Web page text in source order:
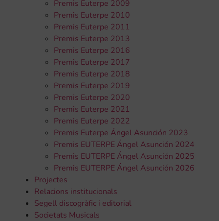
Premis Euterpe 2009
Premis Euterpe 2010
Premis Euterpe 2011
Premis Euterpe 2013
Premis Euterpe 2016
Premis Euterpe 2017
Premis Euterpe 2018
Premis Euterpe 2019
Premis Euterpe 2020
Premis Euterpe 2021
Premis Euterpe 2022
Premis Euterpe Ángel Asunción 2023
Premis EUTERPE Ángel Asunción 2024
Premis EUTERPE Ángel Asunción 2025
Premis EUTERPE Ángel Asunción 2026
Projectes
Relacions institucionals
Segell discogràfic i editorial
Societats Musicals